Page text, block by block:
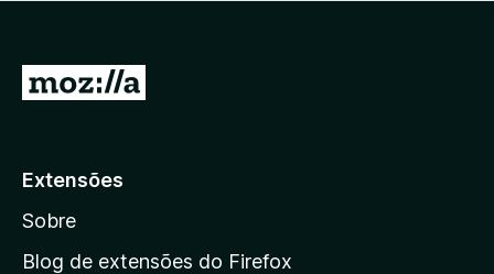
a
a
a
Extensões
Sobre
Blog de extensões do Firefox